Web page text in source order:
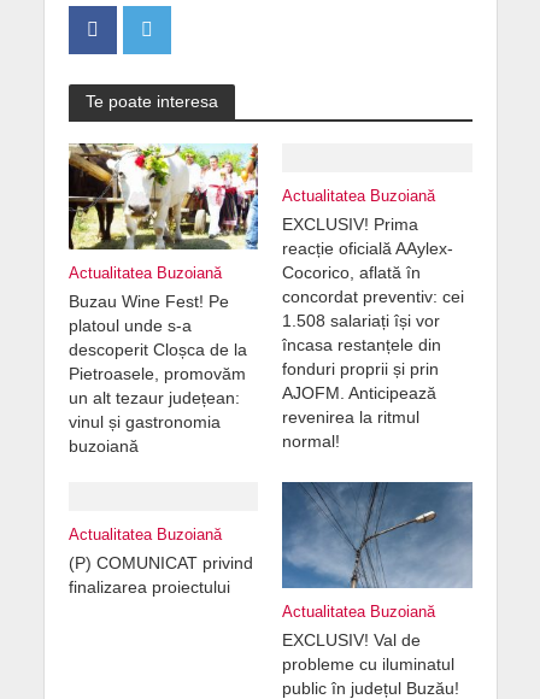
Te poate interesa
Actualitatea Buzoiană
Buzau Wine Fest! Pe
platoul unde s-a
descoperit Cloșca de la
Pietroasele, promovăm
un alt tezaur județean:
vinul și gastronomia
buzoiană
Actualitatea Buzoiană
EXCLUSIV! Prima
reacție oficială AAylex-
Cocorico, aflată în
concordat preventiv: cei
1.508 salariați își vor
încasa restanțele din
fonduri proprii și prin
AJOFM. Anticipează
revenirea la ritmul
normal!
Actualitatea Buzoiană
(P) COMUNICAT privind
finalizarea proiectului
Actualitatea Buzoiană
EXCLUSIV! Val de
probleme cu iluminatul
public în județul Buzău!